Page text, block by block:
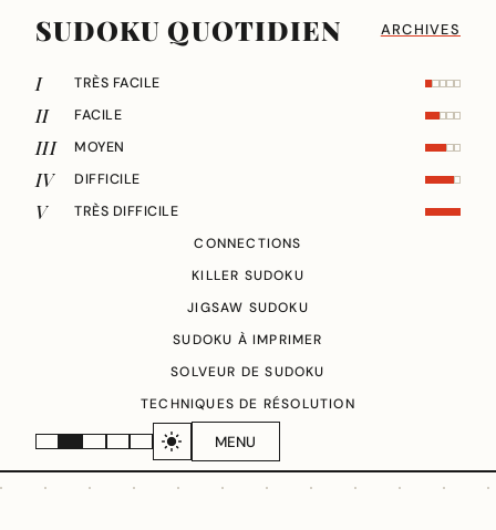
SUDOKU QUOTIDIEN ARCHIVES
MENU
I TRÈS FACILE
II FACILE
III MOYEN
IV DIFFICILE
V
TRÈS DIFFICILE
CONNECTIONS
KILLER SUDOKU
JIGSAW SUDOKU
SUDOKU À IMPRIMER
SOLVEUR DE SUDOKU
TECHNIQUES DE RÉSOLUTION